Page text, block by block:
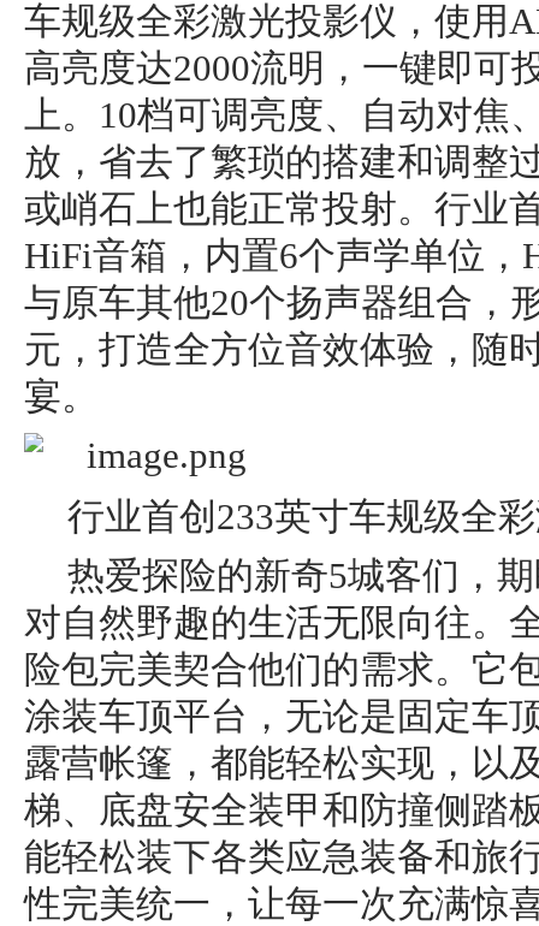
车规级全彩激光投影仪，使用
高亮度达2000流明，一键即可
上。10档可调亮度、自动对焦
放，省去了繁琐的搭建和调整
或峭石上也能正常投射。行业
HiFi音箱，内置6个声学单位，
与原车其他20个扬声器组合，
元，打造全方位音效体验，随
宴。
行业首创233英寸车规级全
热爱探险的新奇5城客们，
对自然野趣的生活无限向往。
险包完美契合他们的需求。它
涂装车顶平台，无论是固定车
露营帐篷，都能轻松实现，以
梯、底盘安全装甲和防撞侧踏
能轻松装下各类应急装备和旅
性完美统一，让每一次充满惊